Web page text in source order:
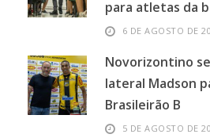
para atletas da
6 DE AGOSTO DE
Novorizontino
lateral Madson
Brasileirão B
5 DE AGOSTO DE